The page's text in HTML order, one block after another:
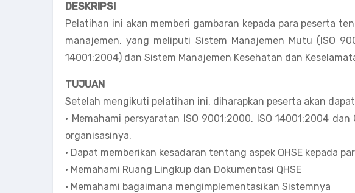
DESKRIPSI
Pelatihan ini akan memberi gambaran kepada para peserta
manajemen, yang meliputi Sistem Manajemen Mutu (ISO
14001:2004) dan Sistem Manajemen Kesehatan dan
TUJUAN
Setelah mengikuti pelatihan ini, diharapkan peserta akan dapat
• Memahami persyaratan ISO 9001:2000, ISO 14001:2004
organisasinya.
• Dapat memberikan kesadaran tentang aspek QHSE kepada
• Memahami Ruang Lingkup dan Dokumentasi QHSE
• Memahami bagaimana mengimplementasikan Sistemnya